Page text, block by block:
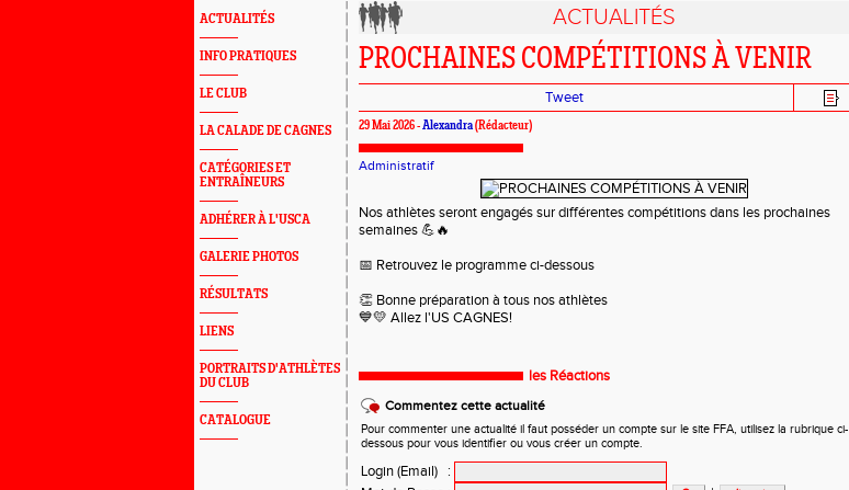
ACTUALITÉS
INFO PRATIQUES
LE CLUB
LA CALADE DE CAGNES
CATÉGORIES ET
ENTRAÎNEURS
ADHÉRER À L'USCA
GALERIE PHOTOS
RÉSULTATS
LIENS
PORTRAITS D'ATHLÈTES
DU CLUB
CATALOGUE
ACTUALITÉS
PROCHAINES COMPÉTITIONS À VENIR
Tweet
29 Mai 2026 -Alexandra(Rédacteur)
Administratif
Nos athlètes seront engagés sur différentes compétitions dans les prochaines
semaines 💪🔥
📅 Retrouvez le programme ci-dessous
👏 Bonne préparation à tous nos athlètes
💙💛 Allez l'US CAGNES!
les Réactions
Commentez cette actualité
Pour commenter une actualité il faut posséder un compte sur le site FFA, utilisez la rubrique ci-
dessous pour vous identifier ou vous créer un compte.
Login (Email)
: